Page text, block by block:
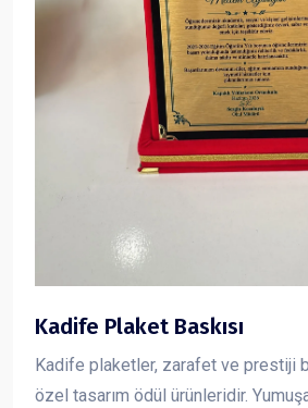
Kadife Plaket Baskısı
Kadife plaketler, zarafet ve prestiji
özel tasarım ödül ürünleridir.